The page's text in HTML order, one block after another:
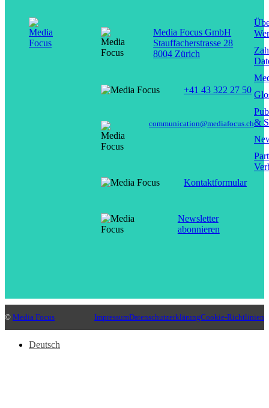
Media Focus GmbH
Stauffacherstrasse 28
8004 Zürich
+41 43 322 27 50
communication@mediafocus.ch
Kontaktformular
Newsletter
abonnieren
&
© Media Focus ImpressumDatenschutzerklärungCookie-Richtlinien
Deutsch